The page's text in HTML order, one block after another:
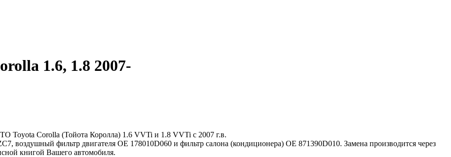
1.6, 1.8 2007-
Toyota Corolla (Тойота Королла) 1.6 VVTi и 1.8 VVTi с 2007 г.в.
воздушный фильтр двигателя ОЕ 178010D060 и фильтр салона (кондиционера) ОЕ 871390D010. Замена производится через
книгой Вашего автомобиля.